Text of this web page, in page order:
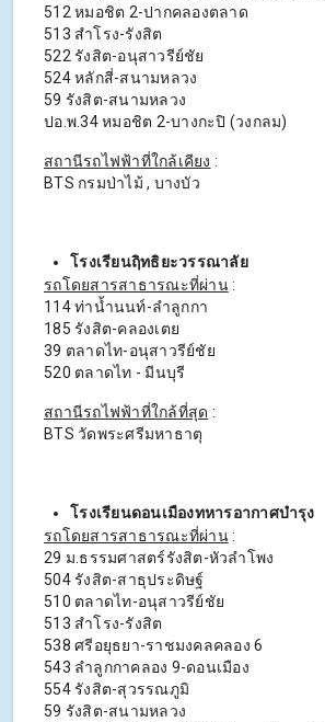
512 หมอชิต 2-ปากคลองตลาด
513 สำโรง-รังสิต
522 รังสิต-อนุสาวรีย์ชัย
524 หลักสี่-สนามหลวง
59 รังสิต-สนามหลวง
ปอ.พ.34 หมอชิต 2-บางกะปิ (วงกลม)
สถานีรถไฟฟ้าที่ใกล้เคียง :
BTS กรมป่าไม้ , บางบัว
โรงเรียนฤิทธิยะวรรณาลัย
รถโดยสารสาธารณะที่ผ่าน:
114 ท่าน้ำนนท์-ลำลูกกา
185 รังสิต-คลองเตย
39 ตลาดไท-อนุสาวรีย์ชัย
520 ตลาดไท - มีนบุรี
สถานีรถไฟฟ้าที่ใกล้ที่สุด :
BTS วัดพระศรีมหาธาตุ
โรงเรียนดอนเมืองทหารอากาศบำรุง
รถโดยสารสาธารณะที่ผ่าน:
29 ม.ธรรมศาสตร์รังสิต-หัวลำโพง
504 รังสิต-สาธุประดิษฐ์
510 ตลาดไท-อนุสาวรีย์ชัย
513 สำโรง-รังสิต
538 ศรีอยุธยา-ราชมงคลคลอง 6
543 ลำลูกกาคลอง 9-ดอนเมือง
554 รังสิต-สุวรรณภูมิ
59 รังสิต-สนามหลวง